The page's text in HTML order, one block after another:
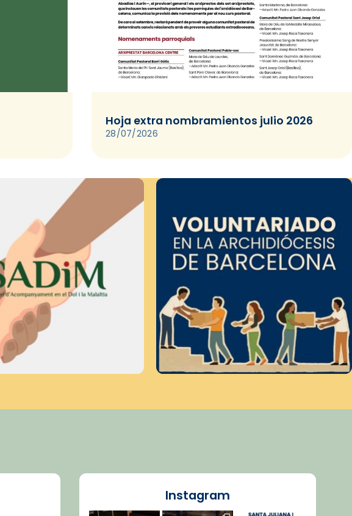
Hoja extra nombramientos julio 2026
28/07/2026
Instagram